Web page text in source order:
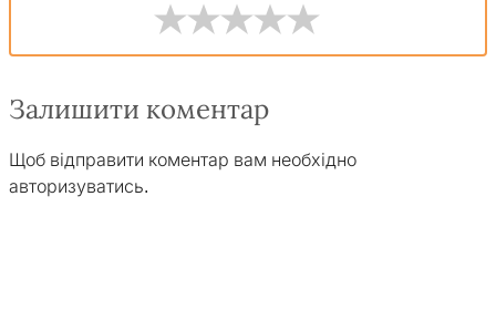
Залишити коментар
Щоб відправити коментар вам необхідно
авторизуватись.